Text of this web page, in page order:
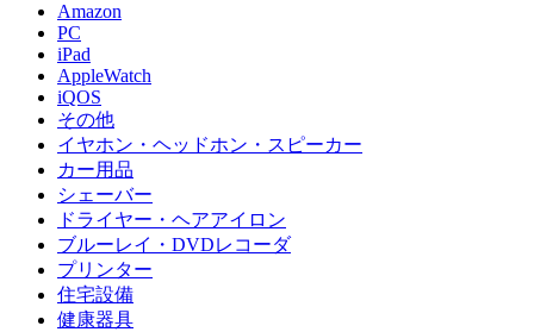
Amazon
PC
iPad
AppleWatch
iQOS
その他
イヤホン・ヘッドホン・スピーカー
カー用品
シェーバー
ドライヤー・ヘアアイロン
ブルーレイ・DVDレコーダ
プリンター
住宅設備
健康器具